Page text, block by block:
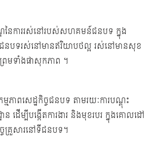
នៃការរស់នៅរបស់សហគមន៍ជនបទ ក្នុង
នបទរស់នៅមានឥរិយាបថល្អ រស់នៅមានសុខ
មទាំងផាសុកភាព ។
មភាពសេដ្ឋកិច្ចជនបទ តាមរយៈការបណ្តុះ
ដើម្បីបង្កើតការងារ និងមុខរបរ ក្នុងគោលដៅ
គ្រួសារនៅទីជនបទ។